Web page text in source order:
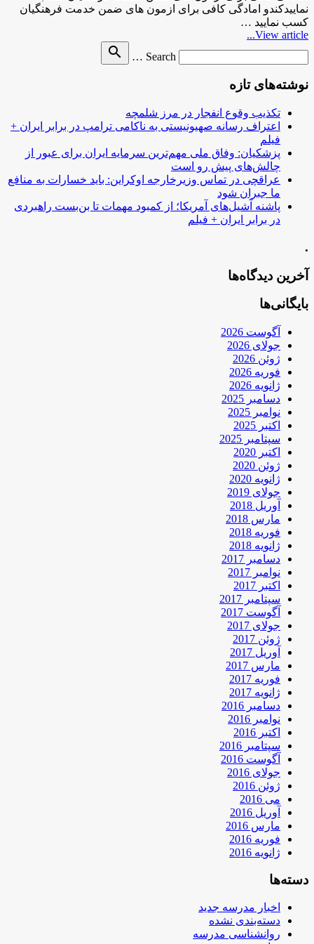
نماییدکندو امادگی کافی برای ازمون های ضمن خدمت فرهنگیان
کسب نمایید …
View article...
Search …
search
نوشته‌های تازه
تکذیب وقوع انفجار در مرز شلمچه
اعتراف رسانه صهیونیستی به ناکامی ترامپ در برابر ایران +
فیلم
پزشکیان: وفاق ملی مهم‌ترین سرمایه ایران برای عبور از
چالش‌های پیش رو است
عراقچی در تماس وزیرخارجه اوکراین: باید خسارات به منافع
ما جبران شود
پاشنه آشیل‌های آمریکا؛ از کمبود مهمات تا بن‌بست راهبردی
در برابر ایران + فیلم
.
آخرین دیدگاه‌ها
بایگانی‌ها
آگوست 2026
جولای 2026
ژوئن 2026
فوریه 2026
ژانویه 2026
دسامبر 2025
نوامبر 2025
اکتبر 2025
سپتامبر 2025
اکتبر 2020
ژوئن 2020
ژانویه 2020
جولای 2019
آوریل 2018
مارس 2018
فوریه 2018
ژانویه 2018
دسامبر 2017
نوامبر 2017
اکتبر 2017
سپتامبر 2017
آگوست 2017
جولای 2017
ژوئن 2017
آوریل 2017
مارس 2017
فوریه 2017
ژانویه 2017
دسامبر 2016
نوامبر 2016
اکتبر 2016
سپتامبر 2016
آگوست 2016
جولای 2016
ژوئن 2016
می 2016
آوریل 2016
مارس 2016
فوریه 2016
ژانویه 2016
دسته‌ها
اخبار مدرسه جدید
دسته‌بندی نشده
روانشناسی مدرسه